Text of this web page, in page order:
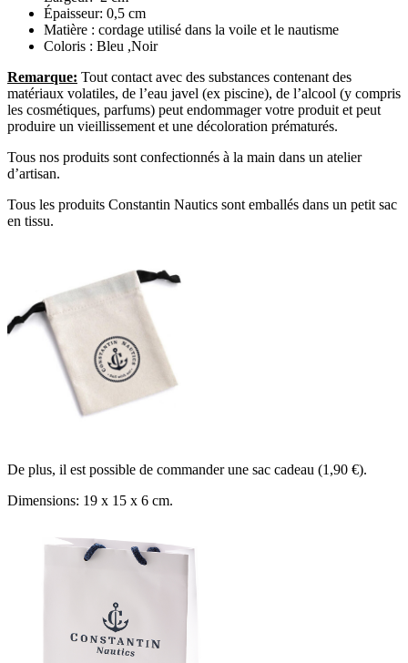
Épaisseur: 0,5 cm
Matière : cordage utilisé dans la voile et le nautisme
Coloris : Bleu ,Noir
Remarque: Tout contact avec des substances contenant des
matériaux volatiles, de l’eau javel (ex piscine), de l’alcool (y compris
les cosmétiques, parfums) peut endommager votre produit et peut
produire un vieillissement et une décoloration prématurés.
Tous nos produits sont confectionnés à la main dans un atelier
d’artisan.
Tous les produits Constantin Nautics sont emballés dans un petit sac
en tissu.
De plus, il est possible de commander une sac cadeau (1,90 €).
Dimensions: 19 x 15 x 6 cm.